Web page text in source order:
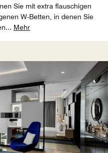
Sie mit extra flauschigen
W-Betten, in denen Sie
... Mehr